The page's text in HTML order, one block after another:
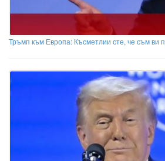
Тръмп към Европа: Късметлии сте, че съм ви